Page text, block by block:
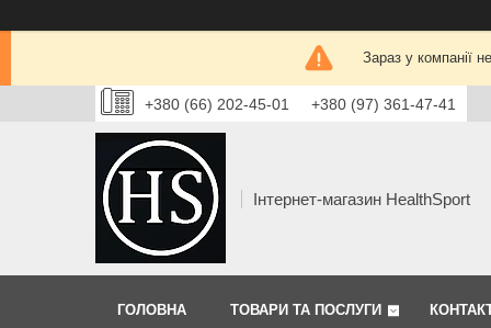
Зараз у компанії
+380 (66) 202-45-01 +380 (97) 361-47-41
Інтернет-магазин HealthSport
ГОЛОВНА ТОВАРИ ТА ПОСЛУГИ